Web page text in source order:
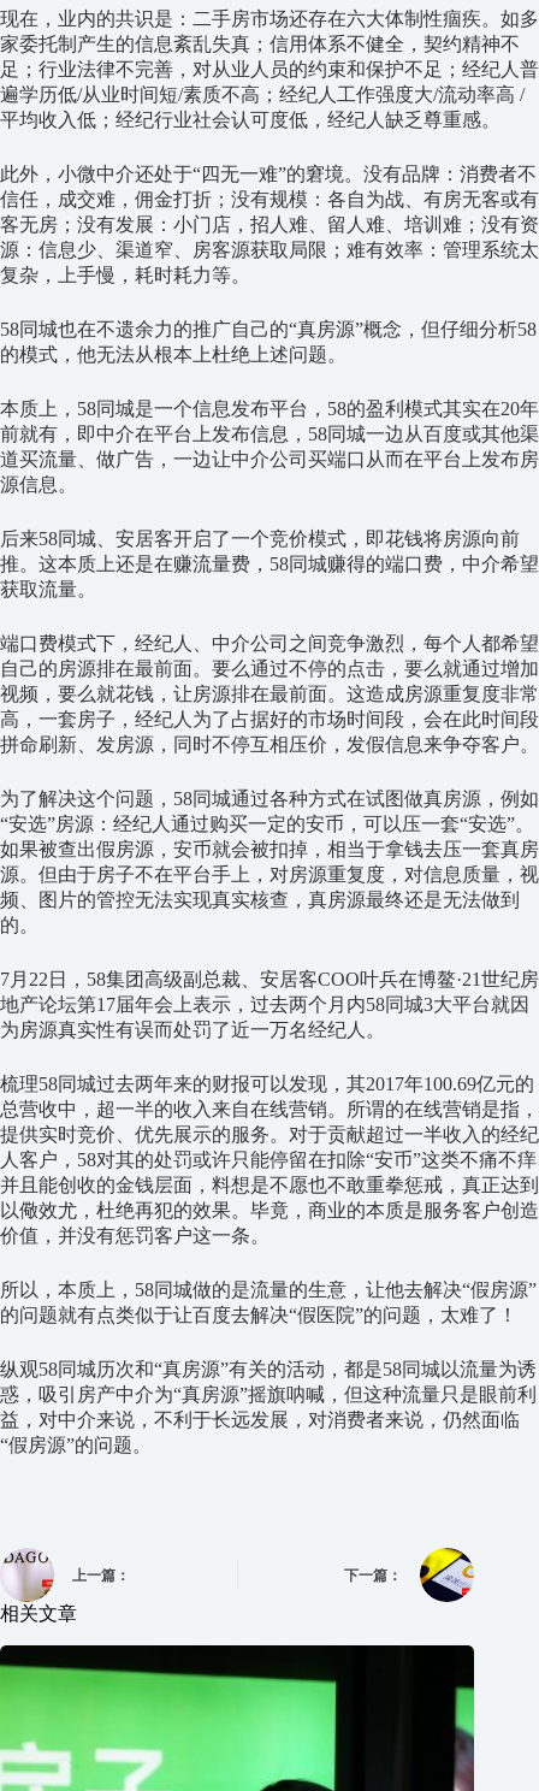
现在，业内的共识是：二手房市场还存在六大体制性痼疾。如多
家委托制产生的信息紊乱失真；信用体系不健全，契约精神不
足；行业法律不完善，对从业人员的约束和保护不足；经纪人普
遍学历低/从业时间短/素质不高；经纪人工作强度大/流动率高 /
平均收入低；经纪行业社会认可度低，经纪人缺乏尊重感。
此外，小微中介还处于“四无一难”的窘境。没有品牌：消费者不
信任，成交难，佣金打折；没有规模：各自为战、有房无客或有
客无房；没有发展：小门店，招人难、留人难、培训难；没有资
源：信息少、渠道窄、房客源获取局限；难有效率：管理系统太
复杂，上手慢，耗时耗力等。
58同城也在不遗余力的推广自己的“真房源”概念，但仔细分析58
的模式，他无法从根本上杜绝上述问题。
本质上，58同城是一个信息发布平台，58的盈利模式其实在20年
前就有，即中介在平台上发布信息，58同城一边从百度或其他渠
道买流量、做广告，一边让中介公司买端口从而在平台上发布房
源信息。
后来58同城、安居客开启了一个竞价模式，即花钱将房源向前
推。这本质上还是在赚流量费，58同城赚得的端口费，中介希望
获取流量。
端口费模式下，经纪人、中介公司之间竞争激烈，每个人都希望
自己的房源排在最前面。要么通过不停的点击，要么就通过增加
视频，要么就花钱，让房源排在最前面。这造成房源重复度非常
高，一套房子，经纪人为了占据好的市场时间段，会在此时间段
拼命刷新、发房源，同时不停互相压价，发假信息来争夺客户。
为了解决这个问题，58同城通过各种方式在试图做真房源，例如
“安选”房源：经纪人通过购买一定的安币，可以压一套“安选”。
如果被查出假房源，安币就会被扣掉，相当于拿钱去压一套真房
源。但由于房子不在平台手上，对房源重复度，对信息质量，视
频、图片的管控无法实现真实核查，真房源最终还是无法做到
的。
7月22日，58集团高级副总裁、安居客COO叶兵在博鳌·21世纪房
地产论坛第17届年会上表示，过去两个月内58同城3大平台就因
为房源真实性有误而处罚了近一万名经纪人。
梳理58同城过去两年来的财报可以发现，其2017年100.69亿元的
总营收中，超一半的收入来自在线营销。所谓的在线营销是指，
提供实时竞价、优先展示的服务。对于贡献超过一半收入的经纪
人客户，58对其的处罚或许只能停留在扣除“安币”这类不痛不痒
并且能创收的金钱层面，料想是不愿也不敢重拳惩戒，真正达到
以儆效尤，杜绝再犯的效果。毕竟，商业的本质是服务客户创造
价值，并没有惩罚客户这一条。
所以，本质上，58同城做的是流量的生意，让他去解决“假房源”
的问题就有点类似于让百度去解决“假医院”的问题，太难了！
纵观58同城历次和“真房源”有关的活动，都是58同城以流量为诱
惑，吸引房产中介为“真房源”摇旗呐喊，但这种流量只是眼前利
益，对中介来说，不利于长远发展，对消费者来说，仍然面临
“假房源”的问题。
上一篇： 下一篇：
相关文章